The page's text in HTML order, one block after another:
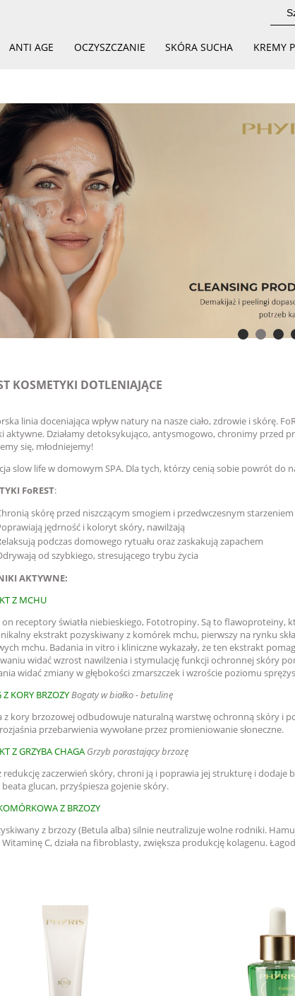
ANTI AGE OCZYSZCZANIE SKÓRA SUCHA KREMY
KOSMETYKI DOTLENIAJĄCE
linia doceniająca wpływ natury na nasze ciało, zdrowie i skórę.
aktywne. Działamy detoksykująco, antysmogowo, chronimy przed
się, młodniejemy!
slow life w domowym SPA. Dla tych, którzy cenią sobie powrót do
FoREST:
skórę przed niszczącym smogiem i przedwczesnym starzeniem
jędrność i koloryt skóry, nawilżają
podczas domowego rytuału oraz zaskakują zapachem
od szybkiego, stresującego trybu życia
AKTYWNE:
Z MCHU
on receptory światła niebieskiego, Fototropiny. Są to flawoproteiny,
ekstrakt pozyskiwany z komórek mchu, pierwszy na rynku
mchu. Badania in vitro i kliniczne wykazały, że ten ekstrakt
widać wzrost nawilżenia i stymulację funkcji ochronnej skóry
widać zmiany w głębokości zmarszczek i wzroście poziomu
Z KORY BRZOZYBogaty w białko - betulinę
z kory brzozowej odbudowuje naturalną warstwę ochronną skóry i
przebarwienia wywołane przez promieniowanie słoneczne.
Z GRZYBA CHAGA Grzyb porastający brzozę
redukcję zaczerwień skóry, chroni ją i poprawia jej strukturę i
beata glucan, przyśpiesza gojenie skóry.
Z BRZOZY
z brzozy (Betula alba) silnie neutralizuje wolne rodniki.
Witaminę C, działa na fibroblasty, zwiększa produkcję kolagenu.